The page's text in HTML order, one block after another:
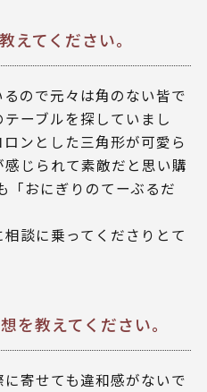
えてください。
ので元々は角のない皆で
ーブルを探していまし
ンとした三角形が可愛ら
じられて素敵だと思い購
「おにぎりのてーぶるだ
談に乗ってくださりとて
を教えてください。
寄せても違和感がないで